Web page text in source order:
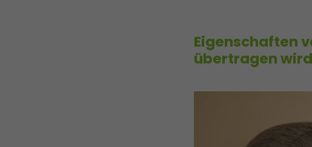
Eigenschaften
übertragen wird